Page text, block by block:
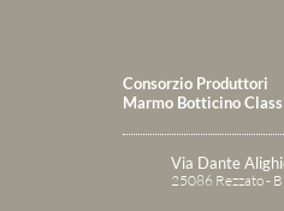
Consorzio Produttori
Marmo Botticino
Via Dante
25086 Rezzato -